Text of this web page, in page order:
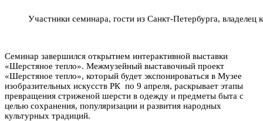
Участники семинара, гости из Санкт-Петербурга,
Семинар завершился открытием интерактивной выставки
«Шерстяное тепло». Межмузейный выставочный проект
«Шерстяное тепло», который будет экспонироваться в Музее
изобразительных искусств РК по 9 апреля, раскрывает этапы
превращения стриженой шерсти в одежду и предметы быта с
целью сохранения, популяризации и развития народных
культурных традиций.